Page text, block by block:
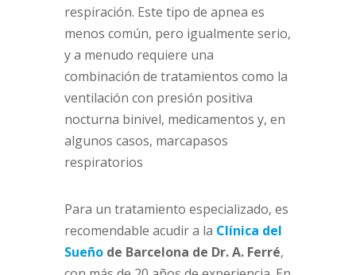
respiración. Este tipo de apnea es
menos común, pero igualmente serio,
y a menudo requiere una
combinación de tratamientos como la
ventilación con presión positiva
nocturna binivel, medicamentos y, en
algunos casos, marcapasos
respiratorios
Para un tratamiento especializado, es
recomendable acudir a la Clínica del
Sueñode Barcelona de Dr. A. Ferré,